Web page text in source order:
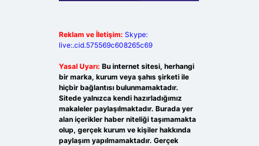
Reklam ve İletişim: Skype:
live:.cid.575569c608265c69
Yasal Uyarı: Bu internet sitesi, herhangi
bir marka, kurum veya şahıs şirketi ile
hiçbir bağlantısı bulunmamaktadır.
Sitede yalnızca kendi hazırladığımız
makaleler paylaşılmaktadır. Burada yer
alan içerikler haber niteliği taşımamakta
olup, gerçek kurum ve kişiler hakkında
paylaşım yapılmamaktadır. Gerçek